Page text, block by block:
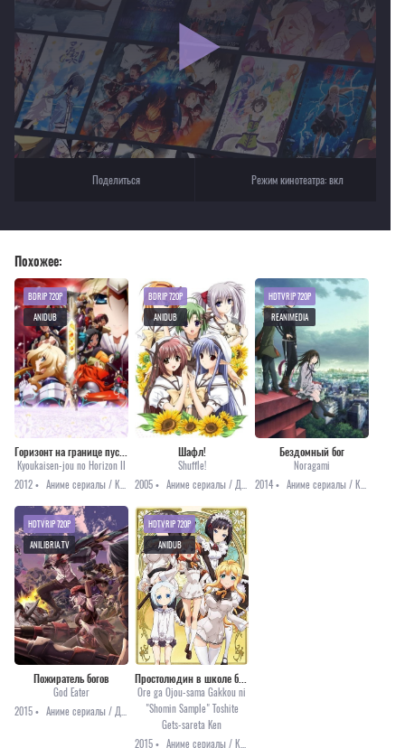
Для просмотра некоторых аниме необходимо установить VPN
Текущее воспроизведение：Забавы богов
Поделиться Режим кинотеатра:вкл
Похожее:
Kyoukaisen-jou no Horizon II
2012 •
BDRIP 720P
ANIDUB
Шафл!
Shuffle!
2005 •
BDRIP 720P
ANIDUB
Бездомный бог
Noragami
2014 •
HDTVRIP 720P
REANIMEDIA
Пожиратель богов
God Eater
2015 •
Аниме сериалы / Драма / Приключения / Фэнтези
HDTVRIP 720P
ANILIBRIA.TV
Простолюдин в школе благородных девиц
Ore ga Ojou-sama Gakkou ni
"Shomin Sample" Toshite
Gets-sareta Ken
2015 •
Аниме сериалы / Комедия / Романтика / Этти
HDTVRIP 720P
ANIDUB